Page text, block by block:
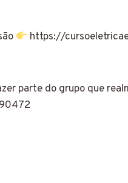
https://
parte do grupo que